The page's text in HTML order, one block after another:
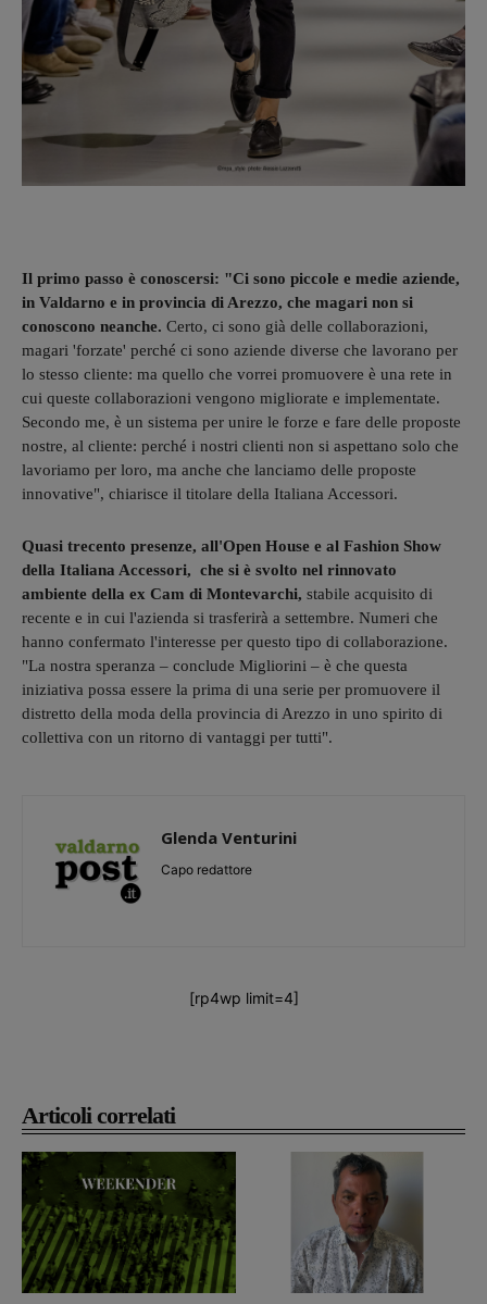
Articoli correlati
Il primo passo è conoscersi: "Ci sono piccole e medie aziende,
in Valdarno e in provincia di Arezzo, che magari non si
conoscono neanche. Certo, ci sono già delle collaborazioni,
magari 'forzate' perché ci sono aziende diverse che lavorano per
lo stesso cliente: ma quello che vorrei promuovere è una rete in
cui queste collaborazioni vengono migliorate e implementate.
Secondo me, è un sistema per unire le forze e fare delle proposte
nostre, al cliente: perché i nostri clienti non si aspettano solo che
lavoriamo per loro, ma anche che lanciamo delle proposte
innovative", chiarisce il titolare della Italiana Accessori.
Quasi trecento presenze, all'Open House e al Fashion Show
della Italiana Accessori, che si è svolto nel rinnovato
ambiente della ex Cam di Montevarchi, stabile acquisito di
recente e in cui l'azienda si trasferirà a settembre. Numeri che
hanno confermato l'interesse per questo tipo di collaborazione.
"La nostra speranza – conclude Migliorini – è che questa
iniziativa possa essere la prima di una serie per promuovere il
distretto della moda della provincia di Arezzo in uno spirito di
collettiva con un ritorno di vantaggi per tutti".
Glenda Venturini
Capo redattore
[rp4wp limit=4]